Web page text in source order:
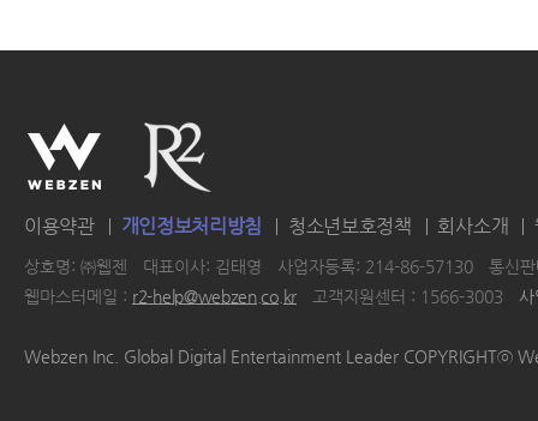
이용약관 개인정보처리방침 청소년보호정책 회사소개
상호명: ㈜웹젠 대표이사: 김태영 사업자등록: 214-86-57130
통신
웹마스터메일 : r2-help@webzen.co.kr 고객지원센터 : 1566-3003
Webzen Inc. Global Digital Entertainment Leader COPYRIGHTⓒ